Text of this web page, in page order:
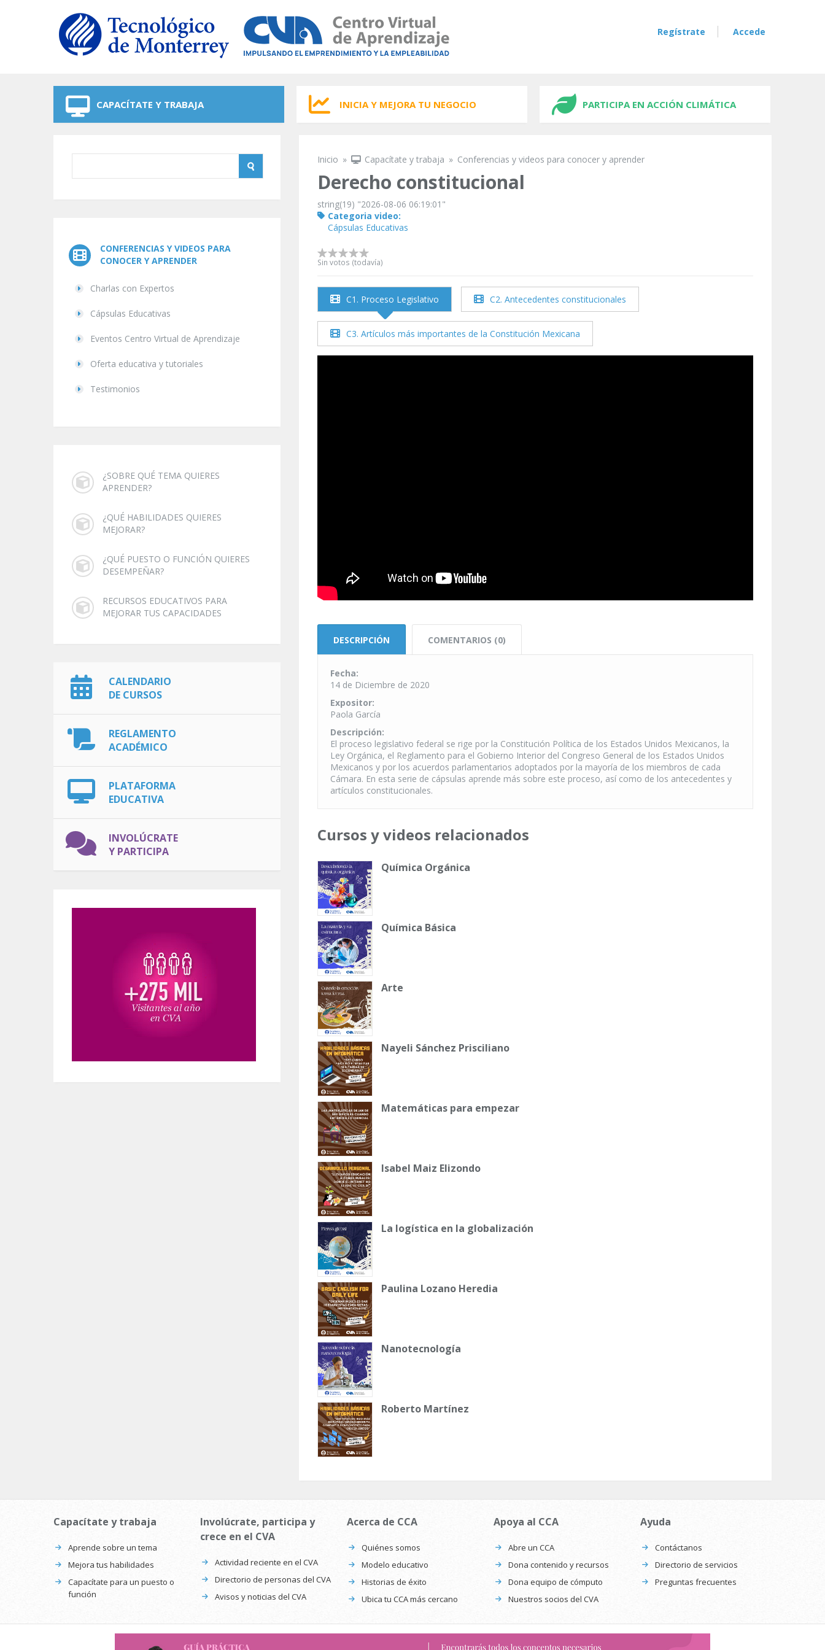
Regístrate Accede
CAPACÍTATE Y TRABAJA INICIA Y MEJORA TU NEGOCIO PARTICIPA EN ACCIÓN CLIMÁTICA
CONFERENCIAS Y VIDEOS PARA
CONOCER Y APRENDER
Charlas con Expertos
Cápsulas Educativas
Eventos Centro Virtual de Aprendizaje
Oferta educativa y tutoriales
Testimonios
¿SOBRE QUÉ TEMA QUIERES
APRENDER?
¿QUÉ HABILIDADES QUIERES
MEJORAR?
¿QUÉ PUESTO O FUNCIÓN QUIERES
DESEMPEÑAR?
RECURSOS EDUCATIVOS PARA
MEJORAR TUS CAPACIDADES
CALENDARIO
DE CURSOS
REGLAMENTO
ACADÉMICO
PLATAFORMA
EDUCATIVA
INVOLÚCRATE
Y PARTICIPA
Se encuentra usted aquí
Inicio » Capacítate y trabaja » Conferencias y videos para conocer y aprender
Derecho constitucional
string(19) "2026-08-06 06:19:01"
Categoria video:
Cápsulas Educativas
Sin votos (todavía)
C1. Proceso Legislativo C2. Antecedentes constitucionales
C3. Artículos más importantes de la Constitución Mexicana
DESCRIPCIÓN COMENTARIOS (0)
Fecha:
14 de Diciembre de 2020
Expositor:
Paola García
Descripción:
El proceso legislativo federal se rige por la Constitución Política de los Estados Unidos Mexicanos, la
Ley Orgánica, el Reglamento para el Gobierno Interior del Congreso General de los Estados Unidos
Mexicanos y por los acuerdos parlamentarios adoptados por la mayoría de los miembros de cada
Cámara. En esta serie de cápsulas aprende más sobre este proceso, así como de los antecedentes y
artículos constitucionales.
Cursos y videos relacionados
Química Orgánica
Química Básica
Arte
Nayeli Sánchez Prisciliano
Matemáticas para empezar
Isabel Maiz Elizondo
La logística en la globalización
Paulina Lozano Heredia
Nanotecnología
Roberto Martínez
Capacítate y trabaja
Aprende sobre un tema
Mejora tus habilidades
Capacítate para un puesto o
función
Involúcrate, participa y
crece en el CVA
Actividad reciente en el CVA
Directorio de personas del CVA
Avisos y noticias del CVA
Acerca de CCA
Quiénes somos
Modelo educativo
Historias de éxito
Ubica tu CCA más cercano
Apoya al CCA
Abre un CCA
Dona contenido y recursos
Dona equipo de cómputo
Nuestros socios del CVA
Ayuda
Contáctanos
Directorio de servicios
Preguntas frecuentes